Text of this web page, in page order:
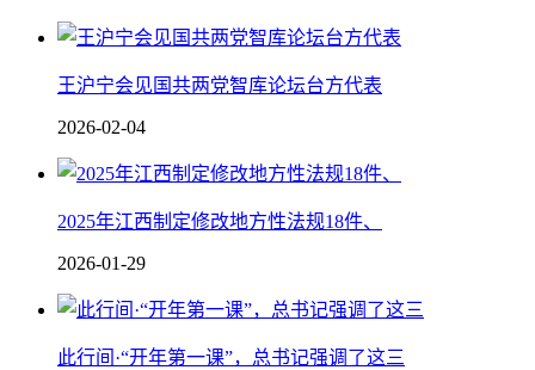
王沪宁会见国共两党智库论坛台方代表
2026-02-04
2025年江西制定修改地方性法规18件、
2026-01-29
此行间·“开年第一课”，总书记强调了这三